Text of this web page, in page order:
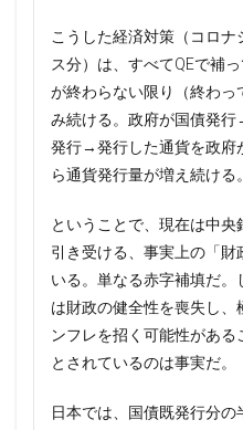
こうした経済対策（コロ
ス分）は、すべてQEで補
が終わらない限り（終わっ
み続ける。政府が国債発
発行→発行した通貨を政府
ら通貨発行量が増え続ける。
ということで、現在は中
引き受ける、事実上の「
いる。単なる赤字補填だ。
は財政の健全性を喪失し、
ンフレを招く可能性がある
とされているのは事実だ。
日本では、国債既発行分